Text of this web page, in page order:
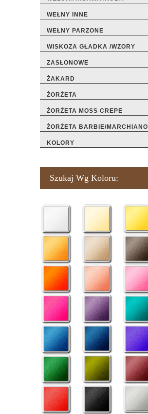
WEŁNY INNE
WEŁNY PARZONE
WISKOZA GŁADKA /WZORY
ZASŁONOWE
ŻAKARD
ŻORŻETA
ŻORŻETA MOSS CREPE
ŻORŻETA BARBIE/MARCHIANO
KOLORY
Szukaj Wg Koloru: